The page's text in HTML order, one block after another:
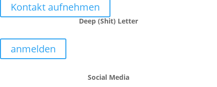
Kontakt aufnehmen
Deep (Shit) Letter
anmelden
Social Media